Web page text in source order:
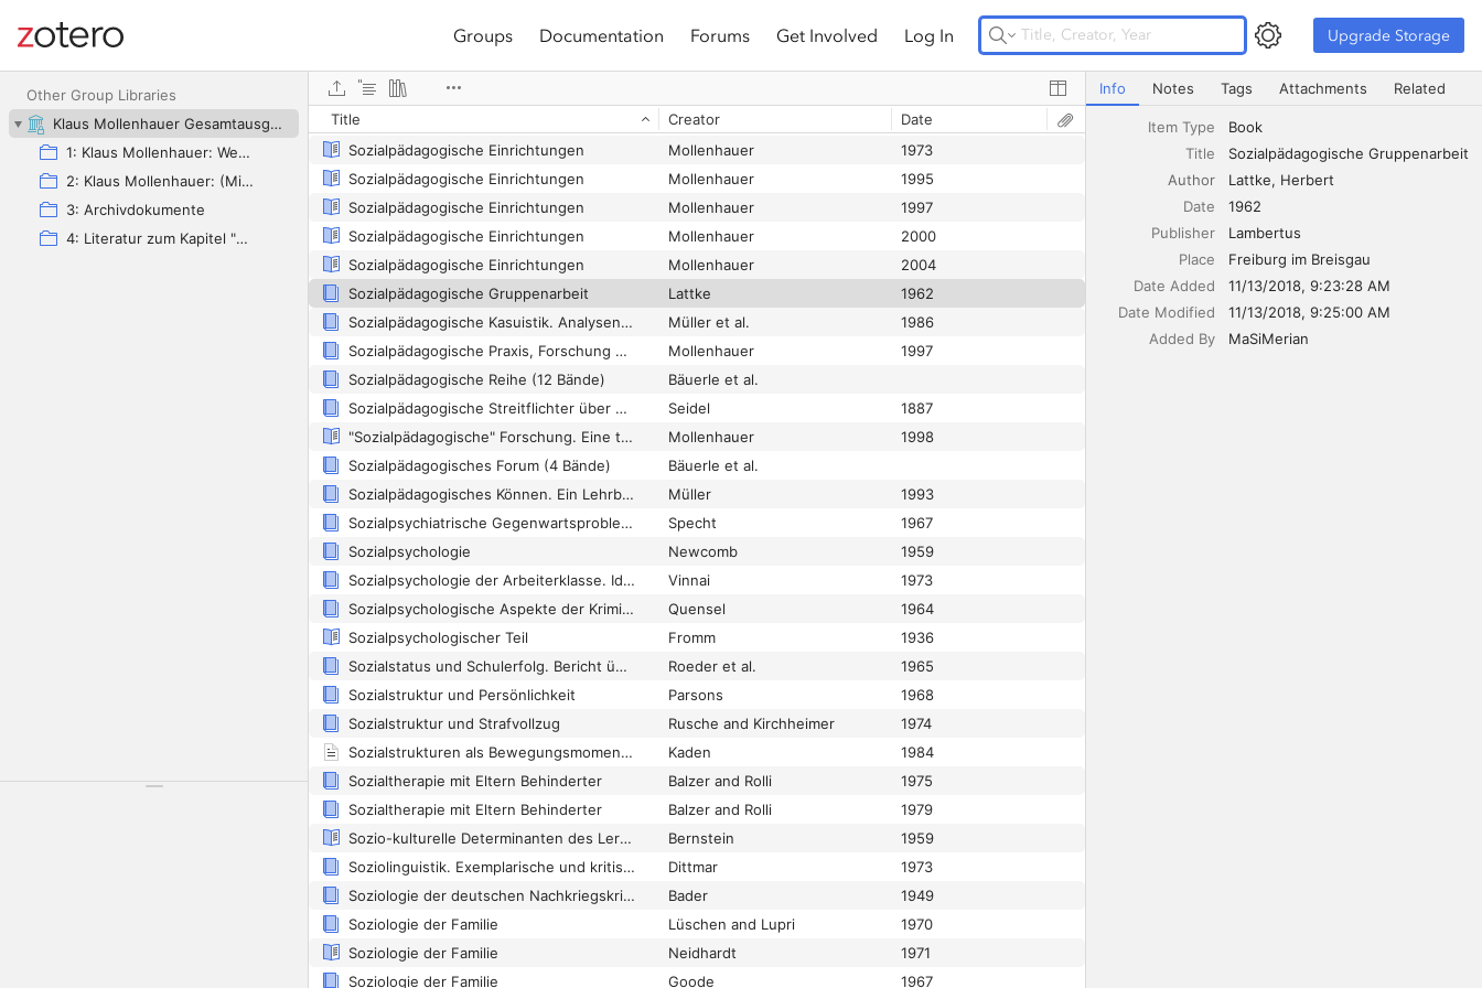
Site navigation
Groups Documentation Forums Get Involved Log In Upgrade Storage Upgrade Storage
Other Group Libraries
Klaus Mollenhauer Gesamtausgabe (KMG)
1: Klaus Mollenhauer: Werke
2: Klaus Mollenhauer: (Mit-)herausgegebene und -verfasste Bücher
3: Archivdokumente
4: Literatur zum Kapitel "Empfehlungen zum Studium der Geschichte der Familienerziehung" von Ulrich Herrmann (in: Die Familienerziehung)
Title Creator Date
Sozialpädagogische Einrichtungen
Sozialpädagogische Einrichtungen
Mollenhauer
1972
Sozialpädagogische Einrichtungen
Mollenhauer
1973
Sozialpädagogische Einrichtungen
Mollenhauer
1995
Sozialpädagogische Einrichtungen
Mollenhauer
1997
Sozialpädagogische Einrichtungen
Mollenhauer
2000
Sozialpädagogische Einrichtungen
Mollenhauer
2004
Sozialpädagogische Gruppenarbeit
Lattke
1962
Sozialpädagogische Kasuistik. Analysen und Arbeitsmaterial zu einem Fall
Müller et al.
1986
Sozialpädagogische Praxis, Forschung und Theorie – Drei einführende Versuche
Mollenhauer
1997
Sozialpädagogische Reihe (12 Bände)
Bäuerle et al.
Sozialpädagogische Streitflichter über Frankreich und Deutschland zugleich Bericht über den I. Internationalen Lehrerkongress zu Havre 1885 ...
Seidel
1887
"Sozialpädagogische" Forschung. Eine thematisch-theoretische Skizze
Mollenhauer
1998
Sozialpädagogisches Forum (4 Bände)
Bäuerle et al.
Sozialpädagogisches Können. Ein Lehrbuch zur multiperspektivischen Fallarbeit
Müller
1993
Sozialpsychiatrische Gegenwartsprobleme der Jugendverwahrlosung
Specht
1967
Sozialpsychologie
Newcomb
1959
Sozialpsychologie der Arbeiterklasse. Identitätszerstörung im Erziehungsprozeß
Vinnai
1973
Sozialpsychologische Aspekte der Kriminologie. Handlung, Situation und Persönlichkeit
Quensel
1964
Sozialpsychologischer Teil
Fromm
1936
Sozialstatus und Schulerfolg. Bericht über empirische Untersuchungen
Roeder et al.
1965
Sozialstruktur und Persönlichkeit
Parsons
1968
Sozialstruktur und Strafvollzug
Rusche and Kirchheimer
1974
Sozialstrukturen als Bewegungsmomente des Musikhörens
Kaden
1984
Sozialtherapie mit Eltern Behinderter
Balzer and Rolli
1975
Sozialtherapie mit Eltern Behinderter
Balzer and Rolli
1979
Sozio-kulturelle Determinanten des Lernens
Bernstein
1959
Soziolinguistik. Exemplarische und kritische Darstellung ihrer Theorie, Empirie und Anwendung
Dittmar
1973
Soziologie der deutschen Nachkriegskriminalität
Bader
1949
Soziologie der Familie
Lüschen and Lupri
1970
Soziologie der Familie
Neidhardt
1971
Soziologie der Familie
Goode 1967
Sozialpädagogische Gruppenarbeit
Info Notes Tags Attachments Related
Item Type
Book
Title
Sozialpädagogische Gruppenarbeit
Author
Lattke
Herbert
Date
1962
Publisher
Lambertus
Place
Freiburg im Breisgau
Date Added
11/13/2018, 9:23:28 AM
Date Modified
11/13/2018, 9:25:00 AM
Added By
MaSiMerian